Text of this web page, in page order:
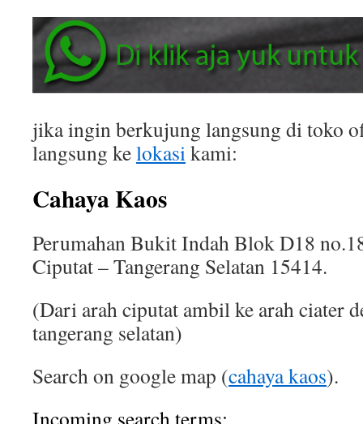
jika ingin berkujung langsung di toko
langsung kelokasi kami:
Cahaya Kaos
Perumahan Bukit Indah Blok D18
Ciputat – Tangerang Selatan 15414.
(Dari arah ciputat ambil ke arah ciater
tangerang selatan)
Search on google map (cahaya kaos).
Incoming search terms: